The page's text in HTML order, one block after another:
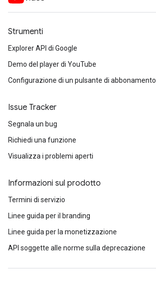
Strumenti
Explorer API di Google
Demo del player di YouTube
Configurazione di un pulsante di abbonamento
Issue Tracker
Segnala un bug
Richiedi una funzione
Visualizza i problemi aperti
Informazioni sul prodotto
Termini di servizio
Linee guida per il branding
Linee guida per la monetizzazione
API soggette alle norme sulla deprecazione